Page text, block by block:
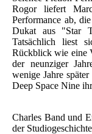
Rogor liefert
Performance ab,
Dukat aus "Star
Tatsächlich liest
Rückblick wie eine
der neunziger
wenige Jahre
Deep Space Nine
Charles Band und
der Studiogeschichte